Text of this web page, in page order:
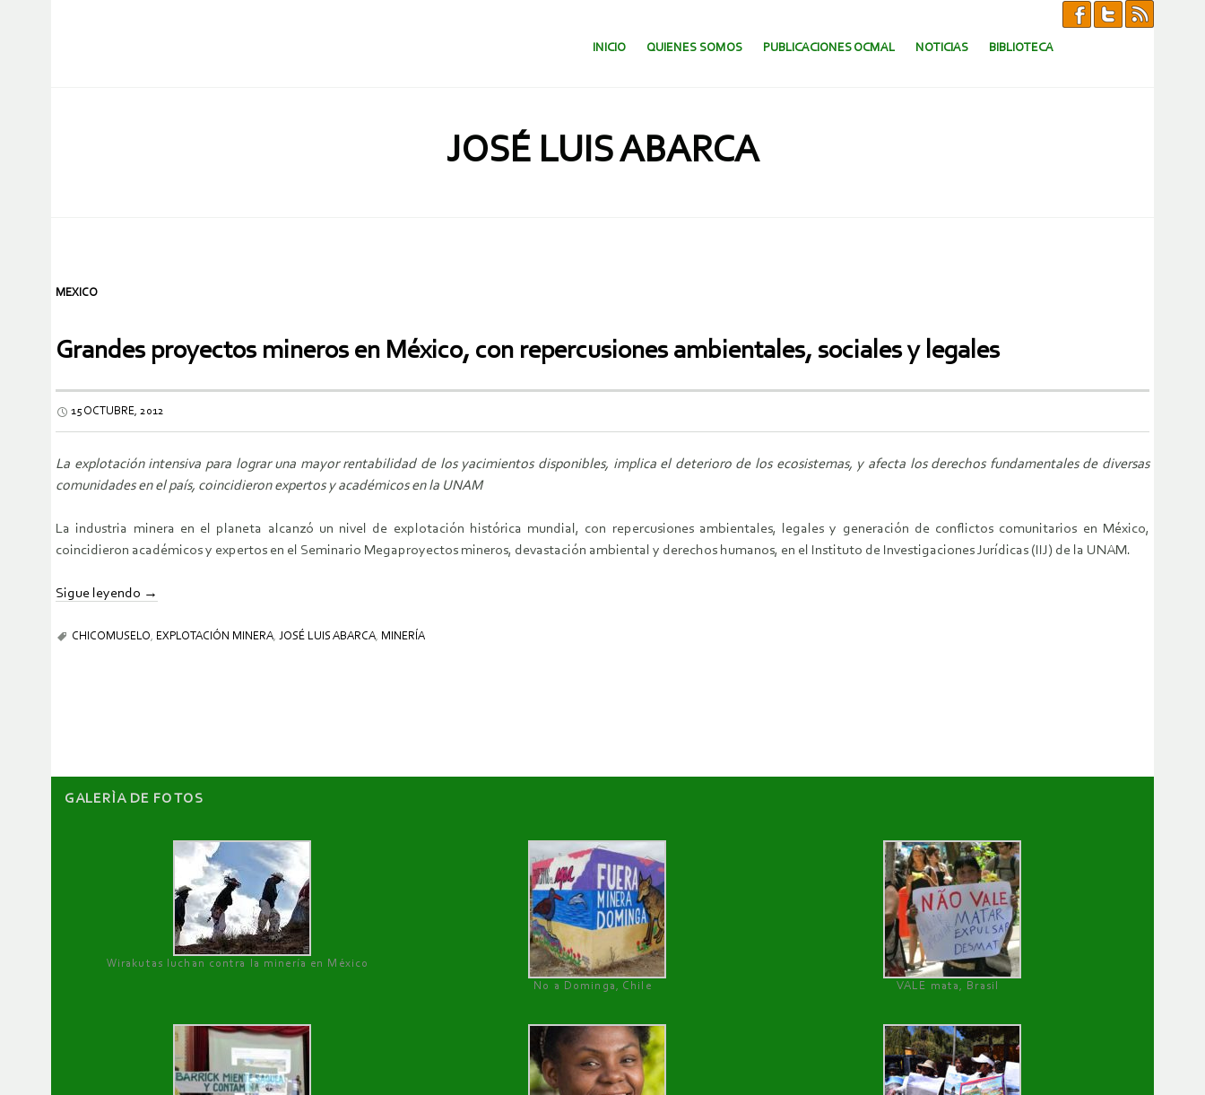
SALTAR AL CONTENIDO.
INICIO QUIENES SOMOS PUBLICACIONES OCMAL NOTICIAS BIBLIOTECA
JOSÉ LUIS ABARCA
MEXICO
Grandes proyectos mineros en México, con repercusiones ambientales, sociales y legales
15 OCTUBRE, 2012
La explotación intensiva para lograr una mayor rentabilidad de los yacimientos disponibles, implica el deterioro de los ecosistemas, y afecta los derechos fundamentales de diversas
comunidades en el país, coincidieron expertos y académicos en la UNAM
La industria minera en el planeta alcanzó un nivel de explotación histórica mundial, con repercusiones ambientales, legales y generación de conflictos comunitarios en México,
coincidieron académicos y expertos en el Seminario Megaproyectos mineros, devastación ambiental y derechos humanos, en el Instituto de Investigaciones Jurídicas (IIJ) de la UNAM.
Sigue leyendo →
CHICOMUSELO, EXPLOTACIÓN MINERA, JOSÉ LUIS ABARCA, MINERÍA
GALERÌA DE FOTOS
Wirakutas luchan contra la minería en México
No a Dominga, Chile
VALE mata, Brasil